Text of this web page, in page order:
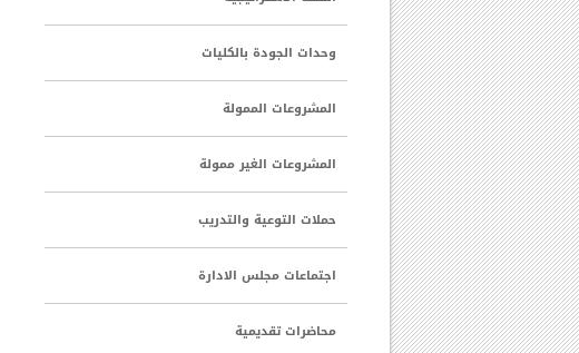
وحدات الجودة بالكليات
المشروعات الممولة
المشروعات الغير ممولة
حملات التوعية والتدريب
اجتماعات مجلس الادارة
محاضرات تقديمية